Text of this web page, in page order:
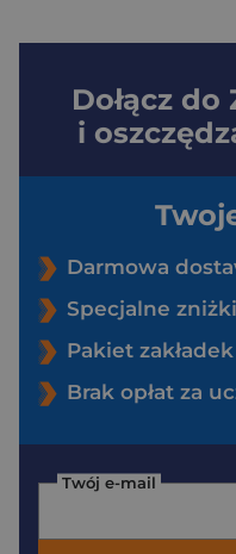
Dołącz do
i
Darmowa
Specjalne
Pakiet
Brak opłat za
Twój e-mail